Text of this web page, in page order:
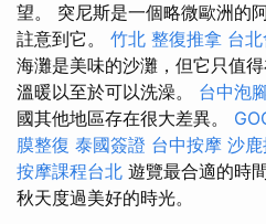
望。 突尼斯是一個略微歐洲的
註意到它。 竹北 整復推拿 台
海灘是美味的沙灘，但它只值
溫暖以至於可以洗澡。 台中泡
國其他地區存在很大差異。
膜整復 泰國簽證 台中按摩 沙
按摩課程台北 遊覽最合適的時
秋天度過美好的時光。